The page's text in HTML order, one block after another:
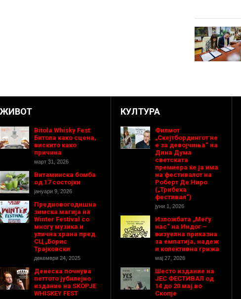
ЖИВОТ
Bitola Whisky Fest:
Битола како сцена,
вискито како
причина
март 31, 2026
Витаминска бомба
од 17 состојки
јануари 9, 2026
Предновогодишнa
зимска магија на
Winter Festival со
многу музика и
улична храна пред
СЦ „Борис
Трајковски
декември 24, 2025
Денеска почнува
петтото јубилејно
издание на SKOPJE
WHISKEY FEST
КУЛТУРА
Филмот
„Скејтбордингот не
е за девојчиња“ на
Дина Дума
светската
премиера ќе ја има
на фестивалот на
Роберт Де Ниро
(„Трибека
фестивал“)
јуни 1, 2026
Изложбата „Меѓу
нас“ на Индог –
визуелна приказна
за емпатија, надеж
и колективна грижа
мај 27, 2026
Шесто издание на
ЈЕС ФЕСТИВАЛ од
14 до 20 мај во
Скопје